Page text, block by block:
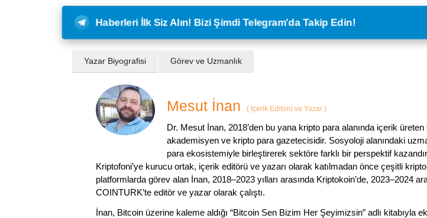
Haberleri İlk Siz Alın! Bizi Şimdi Telegram'da Takip Edin!
Yazar Biyografisi Görev ve Uzmanlık
Mesut İnan ( İçerik Editörü ve Yazar )
Dr. Mesut İnan, 2018’den bu yana kripto para alanında içerik üreten
akademisyen ve kripto para gazetecisidir. Sosyoloji alanındaki
para ekosistemiyle birleştirerek sektöre farklı bir perspektif
Kriptofoni’ye kurucu ortak, içerik editörü ve yazarı olarak katılmadan önce çeşitli
platformlarda görev alan İnan, 2018–2023 yılları arasında Kriptokoin’de, 2023–2024
COINTURK’te editör ve yazar olarak çalıştı.
İnan, Bitcoin üzerine kaleme aldığı “Bitcoin Sen Bizim Her Şeyimizsin” adlı kitabıyla